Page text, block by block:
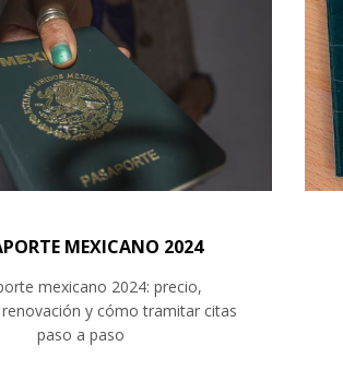
MEXICANO 2024
mexicano 2024: precio,
y cómo tramitar citas
paso a paso